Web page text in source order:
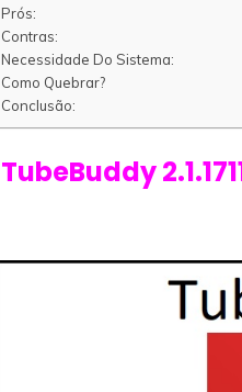
Prós:
Contras:
Necessidade Do Sistema:
Como Quebrar?
Conclusão:
TubeBuddy